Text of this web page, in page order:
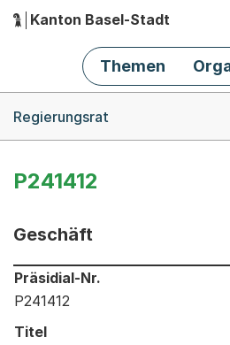
Hauptnavigation
Kanton Basel-Stadt
Themen
Regierungsrat
P241412
Geschäft
Informationen zum
Präsidial-Nr.
P241412
Titel